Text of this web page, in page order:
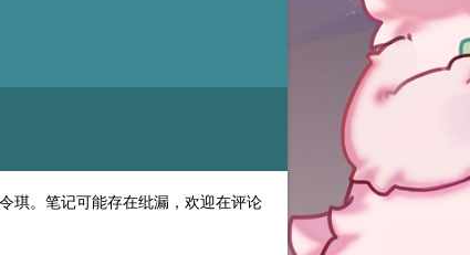
琪。笔记可能存在纰漏，欢迎在评论